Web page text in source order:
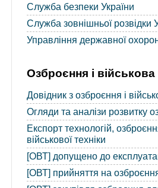
Служба безпеки України
Служба зовнішньої розвідки
Управління державної
Озброєння і військова
Довідник з озброєння і
Огляди та аналізи розвитку
Експорт технологій,
військової техніки
[ОВТ] допущено до
[ОВТ] прийняття на